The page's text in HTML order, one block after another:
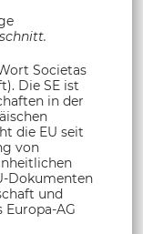
Societas
Die SE ist
in der
die EU seit
von
Dokumenten
und
AG